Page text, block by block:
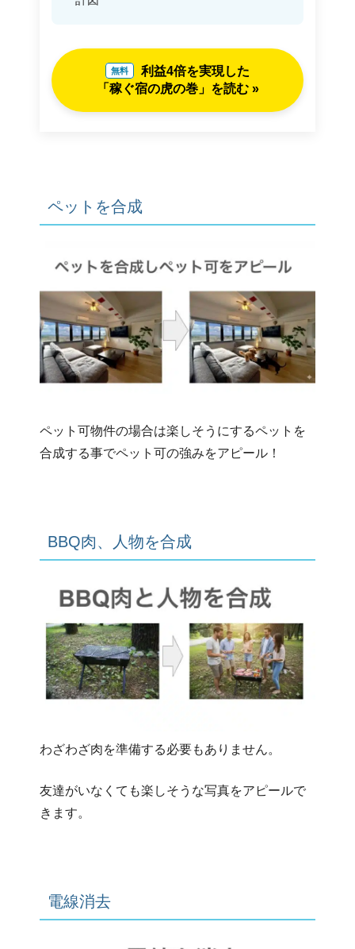
無料
利益4倍を実現した
「稼ぐ宿の虎の巻」を読む »
ペットを合成
ペット可物件の場合は楽しそうにするペットを
合成する事でペット可の強みをアピール！
BBQ肉、人物を合成
わざわざ肉を準備する必要もありません。
友達がいなくても楽しそうな写真をアピールで
きます。
電線消去